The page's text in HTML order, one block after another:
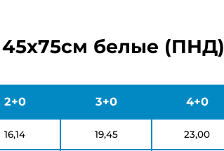
белые (ПНД)
2+0 3+0 4+0
16,14 19,45 23,00